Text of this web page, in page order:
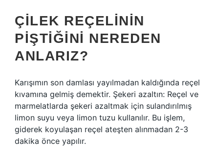
ÇILEK REÇELININ
PIŞTIĞINI NEREDEN
ANLARIZ?
Karışımın son damlası yayılmadan kaldığında reçel
kıvamına gelmiş demektir. Şekeri azaltın: Reçel ve
marmelatlarda şekeri azaltmak için sulandırılmış
limon suyu veya limon tuzu kullanılır. Bu işlem,
giderek koyulaşan reçel ateşten alınmadan 2-3
dakika önce yapılır.